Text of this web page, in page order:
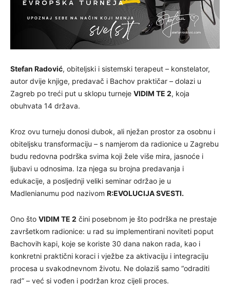
Stefan Radović, obiteljski i sistemski terapeut – konstelator,
autor dvije knjige, predavač i Bachov praktičar – dolazi u
Zagreb po treći put u sklopu turneje VIDIM TE 2, koja
obuhvata 14 država.
Kroz ovu turneju donosi dubok, ali nježan prostor za osobnu i
obiteljsku transformaciju – s namjerom da radionice u Zagrebu
budu redovna podrška svima koji žele više mira, jasnoće i
ljubavi u odnosima. Iza njega su brojna predavanja i
edukacije, a posljednji veliki seminar održao je u
Madlenianumu pod nazivom R:EVOLUCIJA SVESTI.
Ono što VIDIM TE 2 čini posebnom je što podrška ne prestaje
završetkom radionice: u rad su implementirani noviteti poput
Bachovih kapi, koje se koriste 30 dana nakon rada, kao i
konkretni praktični koraci i vježbe za aktivaciju i integraciju
procesa u svakodnevnom životu. Ne dolaziš samo “odraditi
rad” – već si vođen i podržan kroz cijeli proces.